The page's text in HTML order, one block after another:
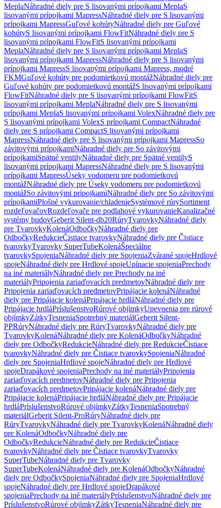
MeplaNáhradné diely pre S lisovanými prípojkami MeplaS
lisovanými prípojkami MapressNáhradné diely pre S lisovanými
prípojkami MapressGuľové kohútyNáhradné diely pre Guľové
kohútyS lisovanými prípojkami FlowFitNáhradné diely pre S
lisovanými prípojkami FlowFitS lisovanými prípojkami
MeplaNáhradné diely pre S lisovanými prípojkami MeplaS
lisovanými prípojkami MapressNáhradné diely pre S lisovanými
prípojkami MapressS lisovanými prípojkami Mapress, modré
FKMGuľové kohúty pre podomietkovú montážNáhradné diely pre
Guľové kohúty pre podomietkovú montážS lisovanými prípojkami
FlowFitNáhradné diely pre S lisovanými prípojkami FlowFitS
lisovanými prípojkami MeplaNáhradné diely pre S lisovanými
prípojkami MeplaS lisovanými prípojkami VolexNáhradné diely pre
S lisovanými prípojkami VolexS prípojkami CompactNáhradné
diely pre S prípojkami CompactS lisovanými prípojkami
MapressNáhradné diely pre S lisovanými prípojkami MapressSo
závitovými prípojkamiNáhradné diely pre So závitovými
prípojkamiSpätné ventilyNáhradné diely pre Spätné ventilyS
lisovanými prípojkami MapressNáhradné diely pre S lisovanými
prípojkami MapressÚseky vodomeru pre podomietkovú
montážNáhradné diely pre Úseky vodomeru pre podomietkovú
montážSo závitovými prípojkamiNáhradné diely pre So závitovými
prípojkamiPlošné vykurovanie/chladenieSystémové rúrySortiment
rozdeľovačovRozdeľovače pre podlahové vykurovanieKanalizačné
systémy budovGeberit Silent-db20RúryTvarovkyNáhradné diely
pre TvarovkyKolenáOdbočkyNáhradné diely pre
OdbočkyRedukcieČistiace tvarovkyNáhradné diely pre Čistiace
tvarovkyTvarovky SuperTubeKolenáŠpeciálne
tvarovkySpojeniaNáhradné diely pre SpojeniaZvárané spojeHrdlové
spojeNáhradné diely pre Hrdlové spojeUpínacie spojeniaPrechody
na iné materiályNáhradné diely pre Prechody na iné
materiályPripojenia zariaďovacích predmetovNáhradné diely pre
Pripojenia zariaďovacích predmetovPripájacie kolenáNáhradné
diely pre Pripájacie kolenáPripájacie hrdláNáhradné diely pre
Pripájacie hrdláPríslušenstvoRúrové objímkyUpevnenia pre rúrové
objímkyZátkyTesneniaSpotrebný materiálGeberit Silent-
PPRúryNáhradné diely pre RúryTvarovkyNáhradné diely pre
TvarovkyKolenáNáhradné diely pre KolenáOdbočkyNáhradné
diely pre OdbočkyRedukcieNáhradné diely pre RedukcieČistiace
tvarovkyNáhradné diely pre Čistiace tvarovkySpojeniaNáhradné
diely pre SpojeniaHrdlové spojeNáhradné diely pre Hrdlové
spojeDrapákové spojeniaPrechody na iné materiályPripojenia
zariaďovacích predmetovNáhradné diely pre Pripojenia
zariaďovacích predmetovPripájacie kolenáNáhradné diely pre
Pripájacie kolenáPripájacie hrdláNáhradné diely pre Pripájacie
hrdláPríslušenstvoRúrové objímkyZátkyTesneniaSpotrebný
materiálGeberit Silent-ProRúryNáhradné diely pre
RúryTvarovkyNáhradné diely pre TvarovkyKolenáNáhradné diely
pre KolenáOdbočkyNáhradné diely pre
OdbočkyRedukcieNáhradné diely pre RedukcieČistiace
tvarovkyNáhradné diely pre Čistiace tvarovkyTvarovky
SuperTubeNáhradné diely pre Tvarovky
SuperTubeKolenáNáhradné diely pre KolenáOdbočkyNáhradné
diely pre OdbočkySpojeniaNáhradné diely pre SpojeniaHrdlové
spojeNáhradné diely pre Hrdlové spojeDrapákové
spojeniaPrechody na iné materiályPríslušenstvoNáhradné diely pre
PríslušenstvoRúrové objímkyZátkyTesneniaNáhradné diely pre